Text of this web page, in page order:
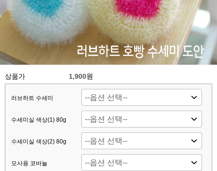
상품가 1,900원
러브하트 수세미
수세미실 색상(1) 80g
수세미실 색상(2) 80g
모사용 코바늘